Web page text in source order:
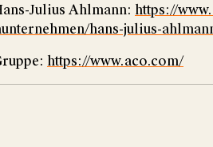
Julius Ahlmann: https://
hans-julius-
https://www.aco.com/